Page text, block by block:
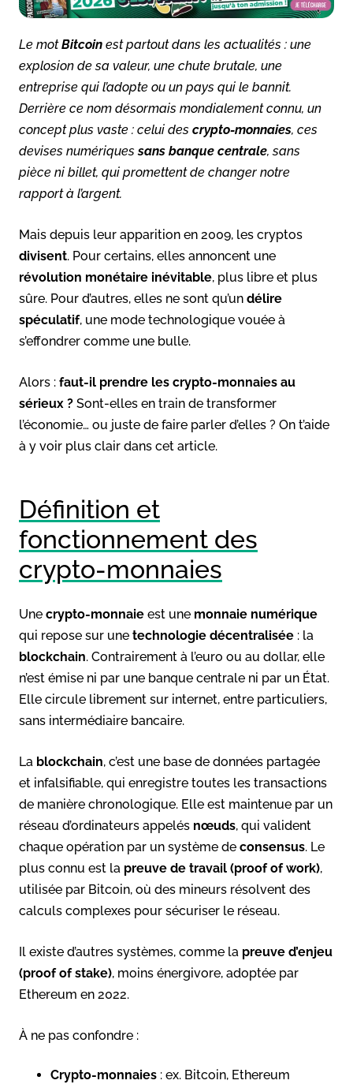
Le motBitcoin est partout dans les actualités : une
explosion de sa valeur, une chute brutale, une
entreprise qui l’adopte ou un pays qui le bannit.
Derrière ce nom désormais mondialement connu, un
concept plus vaste : celui des crypto-monnaies, ces
devises numériquessans banque centrale, sans
pièce ni billet, qui promettent de changer notre
rapport à l’argent.
Mais depuis leur apparition en 2009, les cryptos
divisent. Pour certains, elles annoncent une
révolution monétaire inévitable, plus libre et plus
sûre. Pour d’autres, elles ne sont qu’un délire
spéculatif, une mode technologique vouée à
s’effondrer comme une bulle.
Alors : faut-il prendre les crypto-monnaies au
sérieux ? Sont-elles en train de transformer
l’économie… ou juste de faire parler d’elles ? On t’aide
à y voir plus clair dans cet article.
Définition et
fonctionnement des
crypto-monnaies
Une crypto-monnaie est une monnaie numérique
qui repose sur une technologie décentralisée : la
blockchain. Contrairement à l’euro ou au dollar, elle
n’est émise ni par une banque centrale ni par un État.
Elle circule librement sur internet, entre particuliers,
sans intermédiaire bancaire.
La blockchain, c’est une base de données partagée
et infalsifiable, qui enregistre toutes les transactions
de manière chronologique. Elle est maintenue par un
réseau d’ordinateurs appelés nœuds, qui valident
chaque opération par un système de consensus. Le
plus connu est la preuve de travail (proof of work),
utilisée par Bitcoin, où des mineurs résolvent des
calculs complexes pour sécuriser le réseau.
Il existe d’autres systèmes, comme la preuve d’enjeu
(proof of stake), moins énergivore, adoptée par
Ethereum en 2022.
À ne pas confondre :
Crypto-monnaies : ex. Bitcoin, Ethereum